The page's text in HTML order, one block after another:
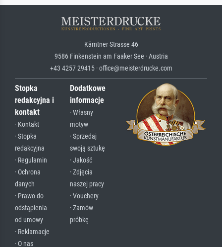
Kärntner Strasse 46
9586 Finkenstein am Faaker See · Austria
+43 4257 29415 · office@meisterdrucke.com
Stopka
redakcyjna i
kontakt
· Kontakt
· Stopka
redakcyjna
· Regulamin
· Ochrona
danych
· Prawo do
odstąpienia
od umowy
· Reklamacje
· O nas
Dodatkowe
informacje
· Własny
motyw
· Sprzedaj
swoją sztukę
· Jakość
· Zdjęcia
naszej pracy
· Vouchery
· Zamów
próbkę